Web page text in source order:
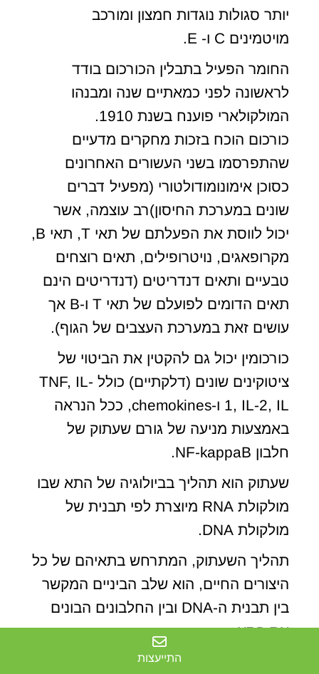
יותר סגולות נוגדות חמצון ומורכב
מויטמינים C ו- E.
החומר הפעיל בתבלין הכורכום בודד
לראשונה לפני כמאתיים שנה ומבנהו
המולקולארי פוענח בשנת 1910.
כורכום הוכח בזכות מחקרים מדעיים
שהתפרסמו בשני העשורים האחרונים
כסוכן אימונומודולטורי (מפעיל דברים
שונים במערכת החיסון)רב עוצמה, אשר
יכול לווסת את הפעלתם של תאי T, תאי B,
מקרופאגים, נויטרופילים, תאים רוצחים
טבעיים ותאים דנדריטים (דנדריטים הינם
תאים הדומים לפועלם של תאי T ו-B אך
עושים זאת במערכת העצבים של הגוף).
כורכומין יכול גם להקטין את הביטוי של
ציטוקינים שונים (דלקתיים) כולל TNF, IL-
1, IL-2, IL ו-chemokines, ככל הנראה
באמצעות מניעה של גורם שעתוק של
חלבון NF-kappaB.
שעתוק הוא תהליך בביולוגיה של התא שבו
מולקולת RNA מיוצרת לפי תבנית של
מולקולת DNA.
תהליך השעתוק, המתרחש בתאיהם של כל
היצורים החיים, הוא שלב הביניים המקשר
בין תבנית ה-DNA ובין החלבונים הבונים
את התא.
מעניין, עם זאת, שכורכומין במינונים נמוכים
התייעצות